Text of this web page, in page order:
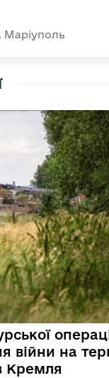
Маріуполь
війни на
Кремля